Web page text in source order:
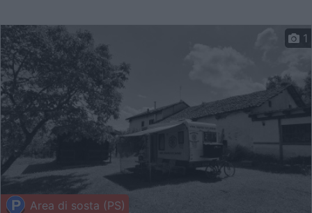
Area di sosta (PS)
1